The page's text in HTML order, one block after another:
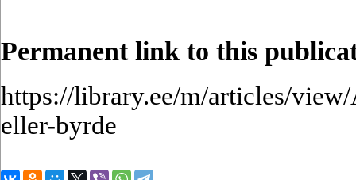
Permanent link to this
https://library.ee/m/articles/
eller-byrde